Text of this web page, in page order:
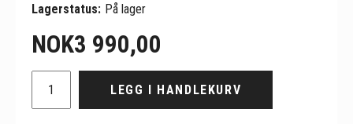
Lagerstatus: På lager
NOK3 990,00
LEGG I HANDLEKURV